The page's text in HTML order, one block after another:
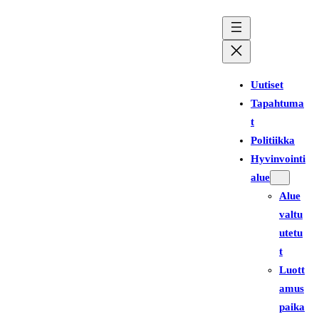
Uutiset
Tapahtuma
t
Politiikka
Hyvinvointi
alue
Alue
valtu
utetu
t
Luott
amus
paika